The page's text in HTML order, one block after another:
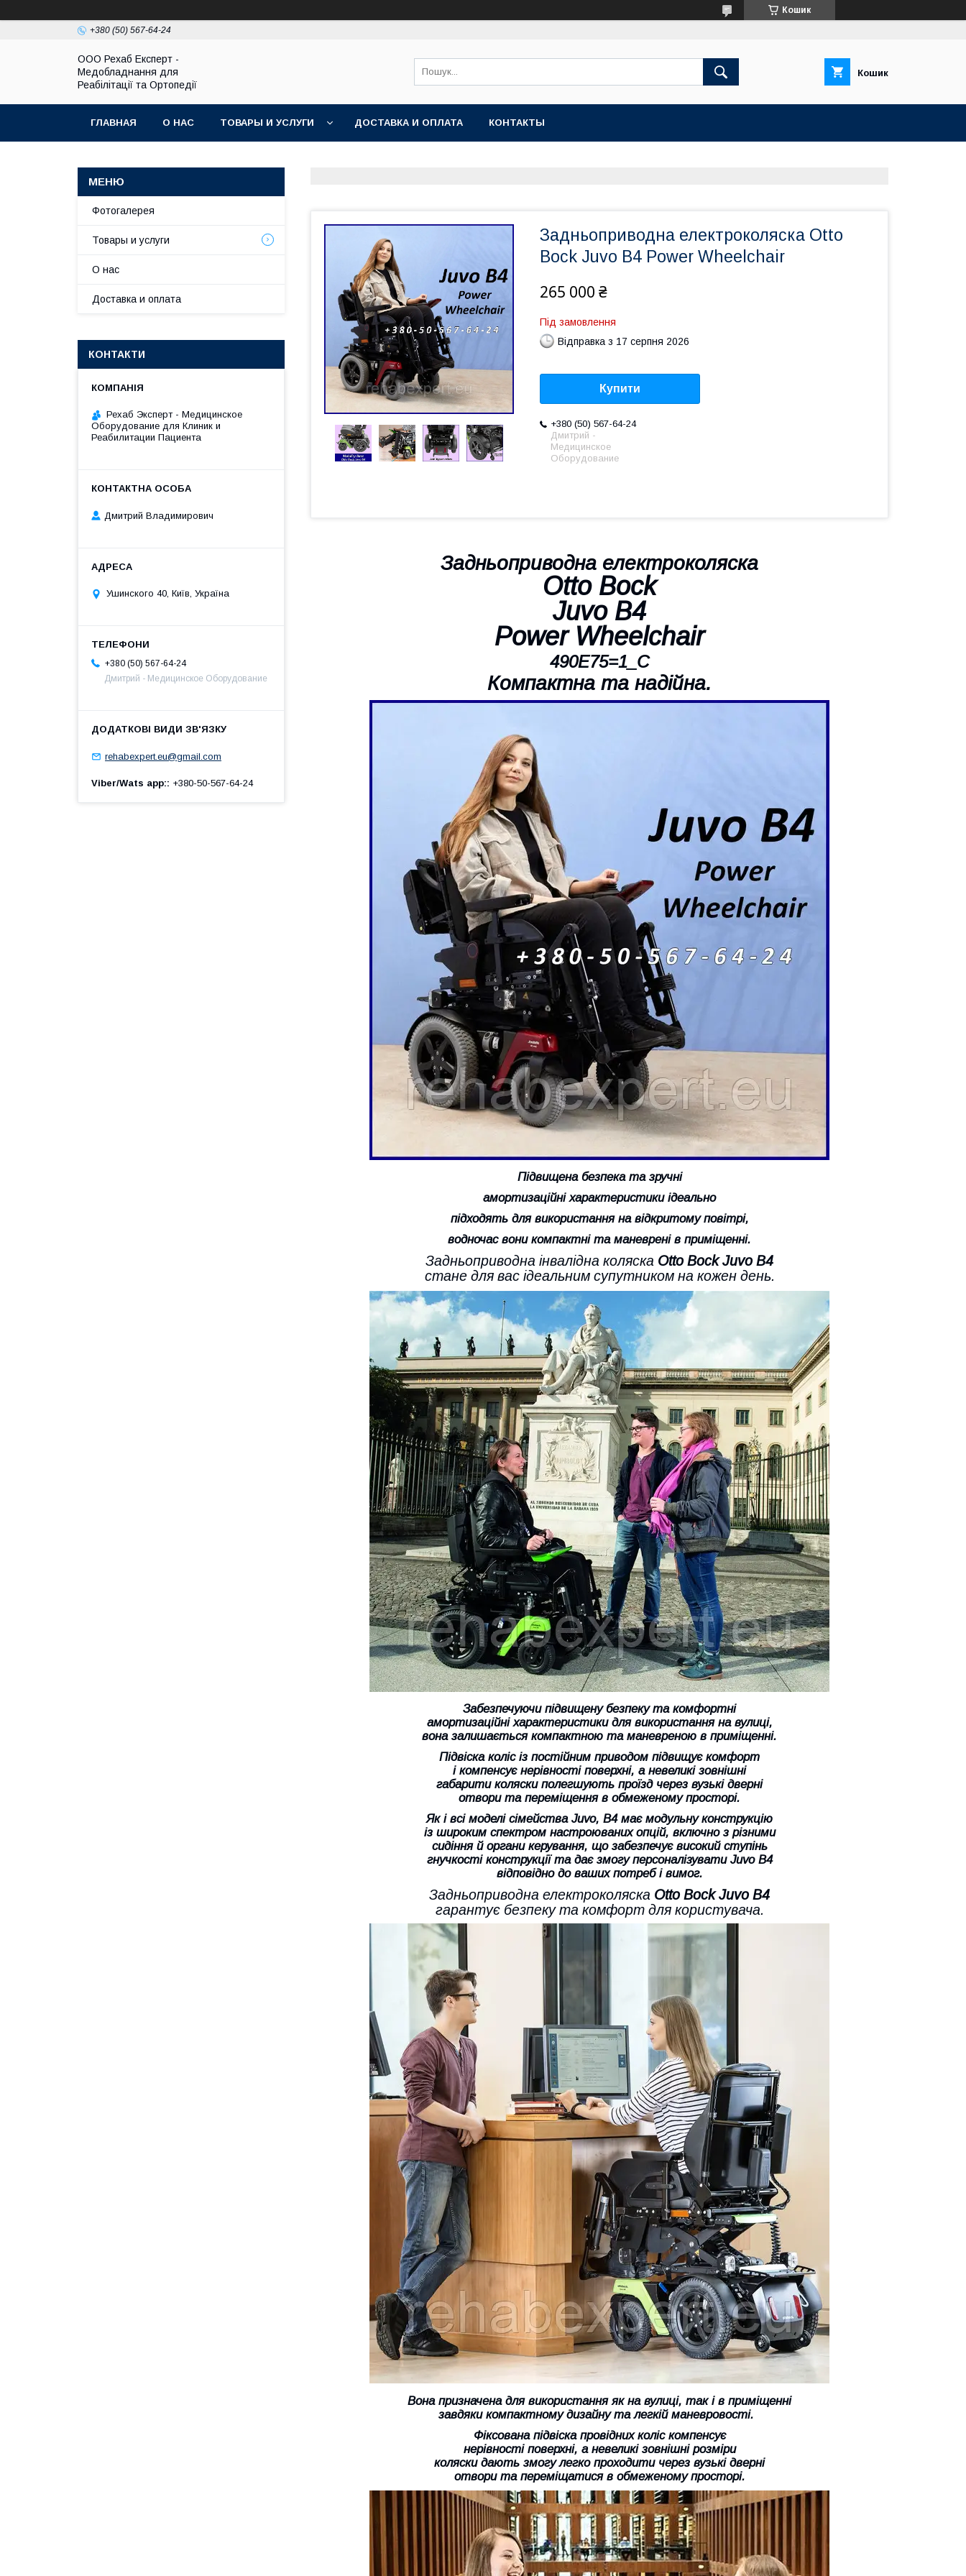
Кошик
+380 (50) 567-64-24
OOO Рехаб Експерт -
Медобладнання для
Реабілітації та Ортопедії
Кошик
ГЛАВНАЯ О НАС ТОВАРЫ И УСЛУГИ ДОСТАВКА И ОПЛАТА КОНТАКТЫ
Задньоприводна електроколяска Otto
Bock Juvo B4 Power Wheelchair
265 000 ₴
Під замовлення
Відправка з 17 серпня 2026
Купити
+380 (50) 567-64-24
Дмитрий -
Медицинское
Оборудование
Задньоприводна електроколяска
Otto Bock
Juvo B4
Power Wheelchair
490E75=1_C
Компактна та надійна.
Підвищена безпека та зручні
амортизаційні характеристики ідеально
підходять для використання на відкритому повітрі,
водночас вони компактні та маневрені в приміщенні.
Задньоприводна інвалідна коляска Otto Bock Juvo B4
стане для вас ідеальним супутником на кожен день.
Забезпечуючи підвищену безпеку та комфортні
амортизаційні характеристики для використання на вулиці,
вона залишається компактною та маневреною в приміщенні.
Підвіска коліс із постійним приводом підвищує комфорт
і компенсує нерівності поверхні, а невеликі зовнішні
габарити коляски полегшують проїзд через вузькі дверні
отвори та переміщення в обмеженому просторі.
Як і всі моделі сімейства Juvo, B4 має модульну конструкцію
із широким спектром настроюваних опцій, включно з різними
сидіння й органи керування, що забезпечує високий ступінь
гнучкості конструкції та дає змогу персоналізувати Juvo B4
відповідно до ваших потреб і вимог.
Задньоприводна електроколяска Otto Bock Juvo B4
гарантує безпеку та комфорт для користувача.
Вона призначена для використання як на вулиці, так і в приміщенні
завдяки компактному дизайну та легкій маневровості.
Фіксована підвіска провідних коліс компенсує
нерівності поверхні, а невеликі зовнішні розміри
коляски дають змогу легко проходити через вузькі дверні
отвори та переміщатися в обмеженому просторі.
Фотогалерея
Товары и услуги
О нас
Доставка и оплата
КОНТАКТИ
Рехаб Эксперт - Медицинское
Оборудование для Клиник и
Реабилитации Пациента
Дмитрий Владимирович
Ушинского 40, Київ, Україна
+380 (50) 567-64-24
Дмитрий - Медицинское Оборудование
rehabexpert.eu@gmail.com
Viber/Wats app: +380-50-567-64-24